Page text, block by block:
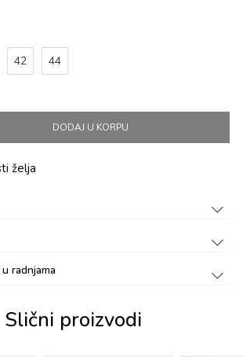
42 44
DODAJ U KORPU
želja
radnjama
Slični proizvodi